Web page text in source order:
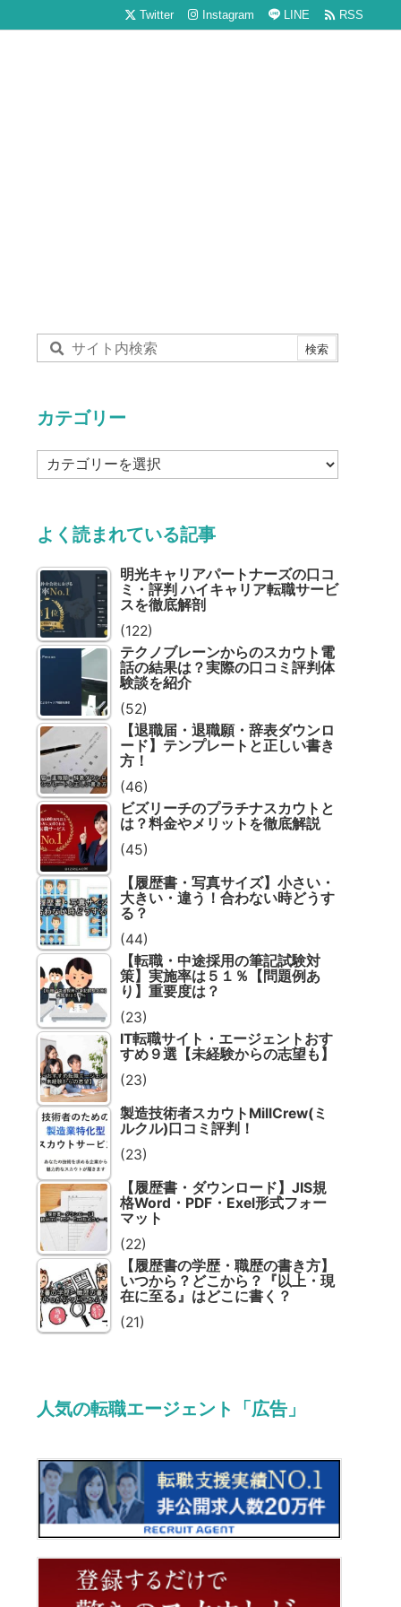
Twitter Instagram LINE  RSS
カテゴリー
カ
テ
ー
よく読まれている記事
明光キャリアパートナーズの口コ
ミ・評判 ハイキャリア転職サービ
スを徹底解剖
(122)
テクノブレーンからのスカウト電
話の結果は？実際の口コミ評判体
験談を紹介
(52)
【退職届・退職願・辞表ダウンロ
ード】テンプレートと正しい書き
方！
(46)
ビズリーチのプラチナスカウトと
は？料金やメリットを徹底解説
(45)
【履歴書・写真サイズ】小さい・
大きい・違う！合わない時どうす
る？
(44)
【転職・中途採用の筆記試験対
策】実施率は５１％【問題例あ
り】重要度は？
(23)
IT転職サイト・エージェントおす
すめ９選【未経験からの志望も】
(23)
製造技術者スカウトMillCrew(ミ
ルクル)口コミ評判！
(23)
【履歴書・ダウンロード】JIS規
格Word・PDF・Exel形式フォー
マット
(22)
【履歴書の学歴・職歴の書き方】
いつから？どこから？『以上・現
在に至る』はどこに書く？
(21)
人気の転職エージェント「広告」